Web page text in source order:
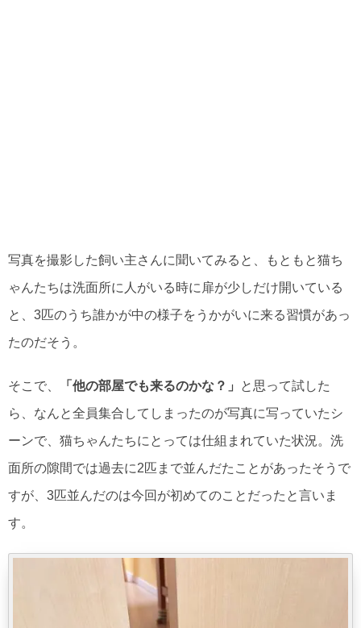
写真を撮影した飼い主さんに聞いてみると、もともと猫ち
ゃんたちは洗面所に人がいる時に扉が少しだけ開いている
と、3匹のうち誰かが中の様子をうかがいに来る習慣があっ
たのだそう。
そこで、 「他の部屋でも来るのかな？」
と思って試した
ら、なんと全員集合してしまったのが写真に写っていたシ
ーンで、猫ちゃんたちにとっては仕組まれていた状況。洗
面所の隙間では過去に2匹まで並んだたことがあったそうで
すが、3匹並んだのは今回が初めてのことだったと言いま
す。